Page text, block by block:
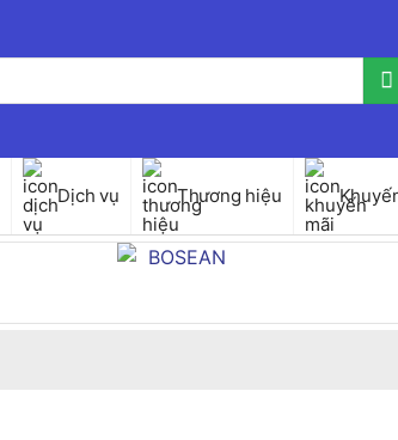
Dịch vụ Thương hiệu